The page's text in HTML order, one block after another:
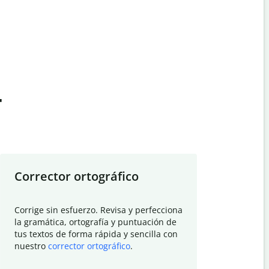
Corrector ortográfico
Corrige sin esfuerzo. Revisa y perfecciona
la gramática, ortografía y puntuación de
tus textos de forma rápida y sencilla con
nuestro corrector ortográfico.